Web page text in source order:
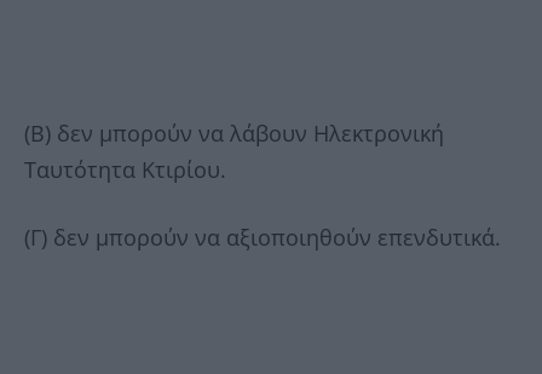
(Β) δεν μπορούν να λάβουν Ηλεκτρονική
Ταυτότητα Κτιρίου.
(Γ) δεν μπορούν να αξιοποιηθούν επενδυτικά.